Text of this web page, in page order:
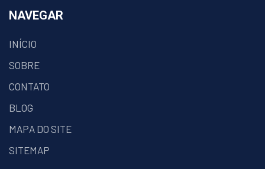
NAVEGAR
INÍCIO
SOBRE
CONTATO
BLOG
MAPA DO SITE
SITEMAP